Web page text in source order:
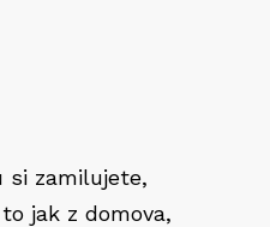
si zamilujete,
jak z domova,